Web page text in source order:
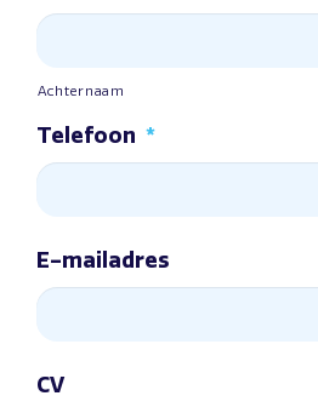
Achternaam
Telefoon *
E-mailadres
CV